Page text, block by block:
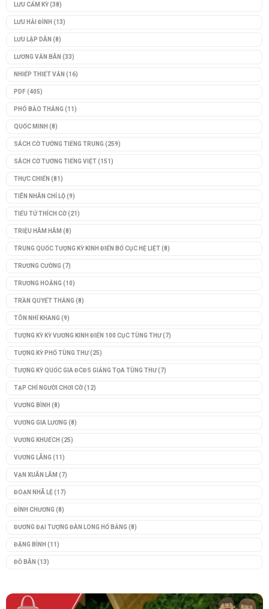
LƯU CẨM KỲ(38)
LƯU HẢI ĐÌNH (13)
LƯU LẬP DÂN (8)
LƯƠNG VĂN BÂN (33)
NHIẾP THIẾT VĂN (16)
PDF(405)
PHÓ BẢO THẮNG (11)
QUỐC MINH (8)
SÁCH CỜ TƯỚNG TIẾNG TRUNG (259)
SÁCH CỜ TƯỚNG TIẾNG VIỆT(151)
THỰC CHIẾN (81)
TIÊN NHÂN CHỈ LỘ(9)
TIỂU TỬ THÍCH CỜ(21)
TRIỆU HÂM HÂM (8)
TRUNG QUỐC TƯỢNG KỲ KINH ĐIỂN BỐ CỤC HỆ LIỆT(8)
TRƯƠNG CƯỜNG (7)
TRƯƠNG HOẰNG (10)
TRẦN QUYẾT THẮNG (8)
TÔN NHĨ KHANG (9)
TƯỢNG KỲ KỲ VƯƠNG KINH ĐIỂN 100 CỤC TÙNG THƯ(7)
TƯỢNG KỲ PHỔ TÙNG THƯ(25)
TƯỢNG KỲ QUỐC GIA ĐCĐS GIẢNG TỌA TÙNG THƯ(7)
TẠP CHÍ NGƯỜI CHƠI CỜ(12)
VƯƠNG BÌNH (8)
VƯƠNG GIA LƯƠNG (8)
VƯƠNG KHUẾCH (25)
VƯƠNG LÃNG (11)
VẠN XUÂN LÂM (7)
ĐOẠN NHÃ LỆ(17)
ĐÌNH CHƯƠNG (8)
ĐƯƠNG ĐẠI TƯỢNG ĐÀN LONG HỔ BẢNG (8)
ĐẶNG BÌNH (11)
ĐỖ BÂN (13)